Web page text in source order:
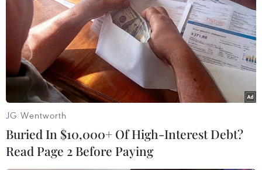
TIN CÙNG CHUYÊN MỤC
Cuộc tìm kiếm và vá lại những 'trái
tim lỗi '
07/08/2026 04:03
JG Wentworth
Buried In $10,000+ Of High-Interest Debt?
Read Page 2 Before Paying